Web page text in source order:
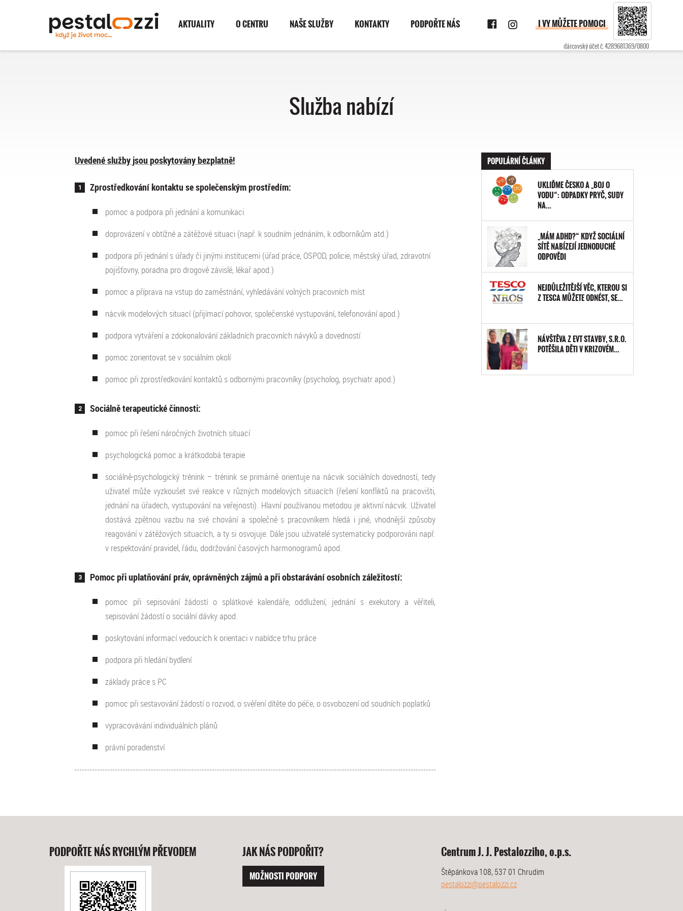
I VY MŮŽETE POMOCI
dárcovský účet č.4289681369/0800
Instagram
Facebook
AKTUALITY O CENTRU NAŠE SLUŽBY KONTAKTY PODPOŘTE NÁS
Služba nabízí
Uvedené služby jsou poskytovány bezplatně!
Zprostředkování kontaktu se společenským prostředím:
pomoc a podpora při jednání a komunikaci
doprovázení v obtížné a zátěžové situaci (např. k soudním jednáním, k odborníkům atd.)
podpora při jednání s úřady či jinými institucemi (úřad práce, OSPOD, policie, městský úřad, zdravotní
pojišťovny, poradna pro drogově závislé, lékař apod.)
pomoc a příprava na vstup do zaměstnání, vyhledávání volných pracovních míst
nácvik modelových situací (přijímací pohovor, společenské vystupování, telefonování apod.)
podpora vytváření a zdokonalování základních pracovních návyků a dovedností
pomoc zorientovat se v sociálním okolí
pomoc při zprostředkování kontaktů s odbornými pracovníky (psycholog, psychiatr apod.)
Sociálně terapeutické činnosti:
pomoc při řešení náročných životních situací
psychologická pomoc a krátkodobá terapie
sociálně-psychologický trénink – trénink se primárně orientuje na nácvik sociálních dovedností, tedy
uživatel může vyzkoušet své reakce v různých modelových situacích (řešení konfliktů na pracovišti,
jednání na úřadech, vystupování na veřejnosti). Hlavní používanou metodou je aktivní nácvik. Uživatel
dostává zpětnou vazbu na své chování a společně s pracovníkem hledá i jiné, vhodnější způsoby
reagování v zátěžových situacích, a ty si osvojuje. Dále jsou uživatelé systematicky podporováni např.
v respektování pravidel, řádu, dodržování časových harmonogramů apod.
Pomoc při uplatňování práv, oprávněných zájmů a při obstarávání osobních záležitostí:
pomoc při sepisování žádostí o splátkové kalendáře, oddlužení, jednání s exekutory a věřiteli,
sepisování žádostí o sociální dávky apod.
poskytování informací vedoucích k orientaci v nabídce trhu práce
podpora při hledání bydlení
základy práce s PC
pomoc při sestavování žádostí o rozvod, o svěření dítěte do péče, o osvobození od soudních poplatků
vypracovávání individuálních plánů
právní poradenství
POPULÁRNÍ ČLÁNKY
UKLIĎME ČESKO A „BOJ O
VODU“: ODPADKY PRYČ, SUDY
NA…
„MÁM ADHD?“ KDYŽ SOCIÁLNÍ
SÍTĚ NABÍZEJÍ JEDNODUCHÉ
ODPOVĚDI
NEJDŮLEŽITĚJŠÍ VĚC, KTEROU SI
Z TESCA MŮŽETE ODNÉST, SE…
NÁVŠTĚVA Z EVT STAVBY, S.R.O.
POTĚŠILA DĚTI V KRIZOVÉM…
PODPOŘTE NÁS RYCHLÝM PŘEVODEM JAK NÁS PODPOŘIT?
MOŽNOSTI PODPORY
Centrum J. J. Pestalozziho, o.p.s.
Štěpánkova 108, 537 01 Chrudim
pestalozzi@pestalozzi.cz